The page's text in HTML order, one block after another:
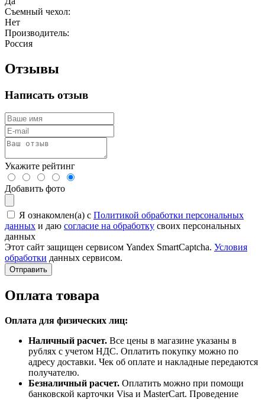
Съемный чехол:
Нет
Производитель:
Россия
Отзывы
Написать отзыв
Укажите рейтинг
Добавить фото
Я ознакомлен(а) с Политикой обработки персональных
данных и даю согласие на обработку своих персональных
данных
Этот сайт защищен сервисом Yandex SmartCaptcha. Условия
обработки данных сервисом.
Отправить
Оплата товара
Оплата для физических лиц:
Наличный расчет. Все цены в магазине указаны в
рублях с учетом НДС. Оплатить покупку можно по
адресу доставки. Чек об оплате и накладные передаются
получателю.
Безналичный расчет. Оплатить можно при помощи
банковской карточки Visa и MasterCart. Проведение